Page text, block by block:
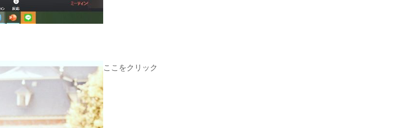
ここをクリック